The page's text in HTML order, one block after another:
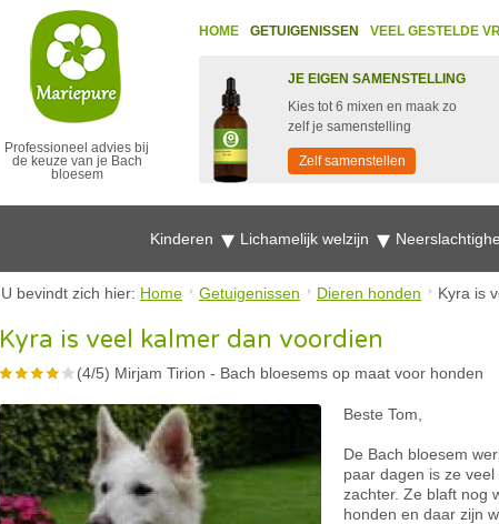
Professioneel advies bij
de keuze van je Bach
bloesem
HOME GETUIGENISSEN VEEL GESTELDE
JE EIGEN SAMENSTELLING
Kies tot 6 mixen en maak zo
zelf je samenstelling
Zelf samenstellen
Kinderen Lichamelijk welzijn
U bevindt zich hier: Home Getuigenissen Dieren honden Kyra is
Kyra is veel kalmer dan voordien
(4/5) Mirjam Tirion - Bach bloesems op maat voor honden
Beste Tom,
De Bach bloesem
paar dagen is ze veel
zachter. Ze blaft nog
honden en daar zijn